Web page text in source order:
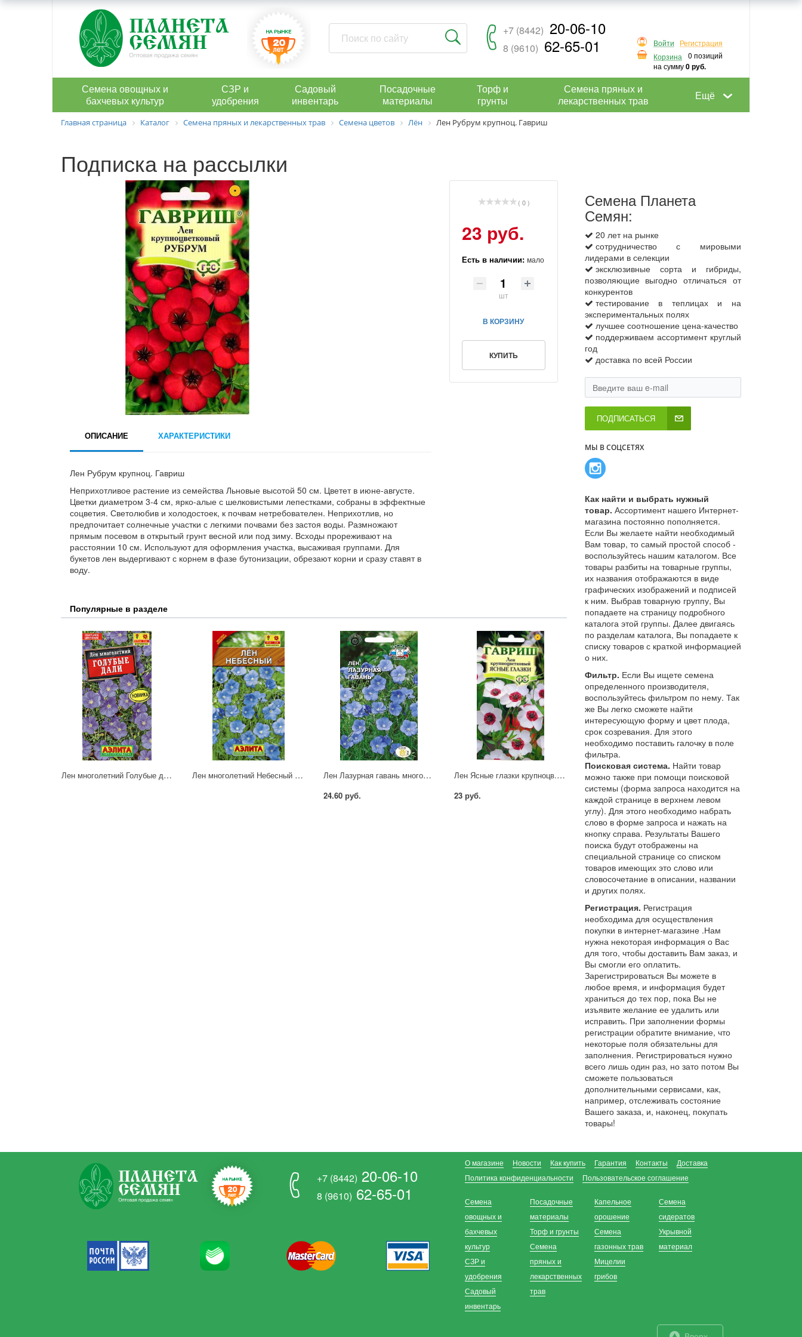
+7 (8442) 20-06-10
8 (9610) 62-65-01 Войти
Регистрация
Корзина
0 позиций
на сумму0 руб.
Семена овощных и
бахчевых культур
СЗР и
удобрения
Садовый
инвентарь
Посадочные
материалы
Торф и
грунты
Семена пряных и
лекарственных трав
Ещё
Главная страница Каталог Семена пряных и лекарственных трав Семена цветов Лён Лен Рубрум крупноц. Гавриш
Подписка на рассылки
( 0 )
23 руб.
Есть в наличии: мало
шт
В КОРЗИНУ
КУПИТЬ
ОПИСАНИЕ ХАРАКТЕРИСТИКИ
Лен Рубрум крупноц. Гавриш
Неприхотливое растение из семейства Льновые высотой 50 см. Цветет в июне-августе.
Цветки диаметром 3-4 см, ярко-алые с шелковистыми лепестками, собраны в эффектные
соцветия. Светолюбив и холодостоек, к почвам нетребователен. Неприхотлив, но
предпочитает солнечные участки с легкими почвами без застоя воды. Размножают
прямым посевом в открытый грунт весной или под зиму. Всходы прореживают на
расстоянии 10 см. Используют для оформления участка, высаживая группами. Для
букетов лен выдергивают с корнем в фазе бутонизации, обрезают корни и сразу ставят в
воду.
Популярные в разделе
Лен многолетний Голубые дали (А) Лен многолетний Небесный (А) Лен Лазурная гавань многолетн. 0,5г Седек
24.60 руб.
Лен Ясные глазки крупноцв. 0,2г Гавриш
23 руб.
Семена Планета
Семян:
20 лет на рынке
сотрудничество с мировыми
лидерами в селекции
эксклюзивные сорта и гибриды,
позволяющие выгодно отличаться от
конкурентов
тестирование в теплицах и на
экспериментальных полях
лучшее соотношение цена-качество
поддерживаем ассортимент круглый
год
доставка по всей России
ПОДПИСАТЬСЯ
МЫ В СОЦСЕТЯХ
Как найти и выбрать нужный
товар. Ассортимент нашего Интернет-
магазина постоянно пополняется.
Если Вы желаете найти необходимый
Вам товар, то самый простой способ -
воспользуйтесь нашим каталогом. Все
товары разбиты на товарные группы,
их названия отображаются в виде
графических изображений и подписей
к ним. Выбрав товарную группу, Вы
попадаете на страницу подробного
каталога этой группы. Далее двигаясь
по разделам каталога, Вы попадаете к
списку товаров с краткой информацией
о них.
Фильтр. Если Вы ищете семена
определенного производителя,
воспользуйтесь фильтром по нему. Так
же Вы легко сможете найти
интересующую форму и цвет плода,
срок созревания. Для этого
необходимо поставить галочку в поле
фильтра.
Поисковая система. Найти товар
можно также при помощи поисковой
системы (форма запроса находится на
каждой странице в верхнем левом
углу). Для этого необходимо набрать
слово в форме запроса и нажать на
кнопку справа. Результаты Вашего
поиска будут отображены на
специальной странице со списком
товаров имеющих это слово или
словосочетание в описании, названии
и других полях.
Регистрация. Регистрация
необходима для осуществления
покупки в интернет-магазине .Нам
нужна некоторая информация о Вас
для того, чтобы доставить Вам заказ, и
Вы смогли его оплатить.
Зарегистрироваться Вы можете в
любое время, и информация будет
храниться до тех пор, пока Вы не
изъявите желание ее удалить или
исправить. При заполнении формы
регистрации обратите внимание, что
некоторые поля обязательны для
заполнения. Регистрироваться нужно
всего лишь один раз, но зато потом Вы
сможете пользоваться
дополнительными сервисами, как,
например, отслеживать состояние
Вашего заказа, и, наконец, покупать
товары!
+7 (8442) 20-06-10
8 (9610) 62-65-01
О магазине Новости Как купить Гарантия Контакты
Доставка
Политика конфиденциальности
Пользовательское соглашение
Семена
овощных и
бахчевых
культур
СЗР и
удобрения
Садовый
инвентарь
Посадочные
материалы
Торф и грунты
Семена
пряных и
лекарственных
трав
Капельное
орошение
Семена
газонных трав
Мицелии
грибов
Семена
сидератов
Укрывной
материал